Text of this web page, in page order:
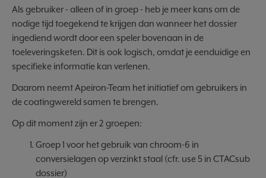
Als gebruiker - alleen of in groep - heb je meer kans om de
nodige tijd toegekend te krijgen dan wanneer het dossier
ingediend wordt door een speler bovenaan in de
toeleveringsketen. Dit is ook logisch, omdat je eenduidige en
specifieke informatie kan verlenen.
Daarom neemt Apeiron-Team het initiatief om gebruikers in
de coatingwereld samen te brengen.
Op dit moment zijn er 2 groepen:
Groep 1 voor het gebruik van chroom-6 in
conversielagen op verzinkt staal (cfr. use 5 in CTACsub
dossier)